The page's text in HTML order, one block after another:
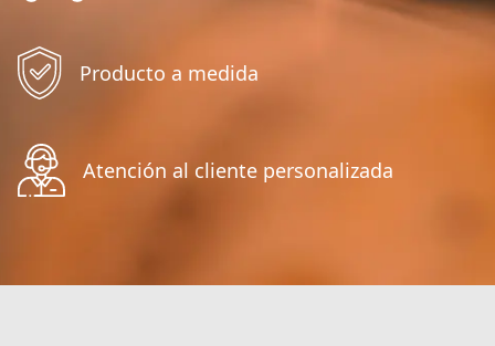
Producto a medida
Atención al cliente personalizada